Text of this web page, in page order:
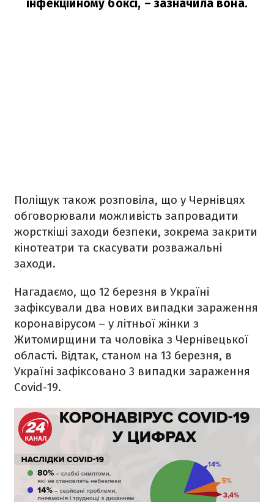
інфекційному боксі, – зазначила вона.
Поліщук також розповіла, що у Чернівцях
обговорювали можливість запровадити
жорсткіші заходи безпеки, зокрема закрити
кінотеатри та скасувати розважальні
заходи.
Нагадаємо, що 12 березня в Україні
зафіксували два нових випадки зараження
коронавірусом – у літньої жінки з
Житомирщини та чоловіка з Чернівецької
області. Відтак, станом на 13 березня, в
Україні зафіксовано 3 випадки зараження
Covid-19.